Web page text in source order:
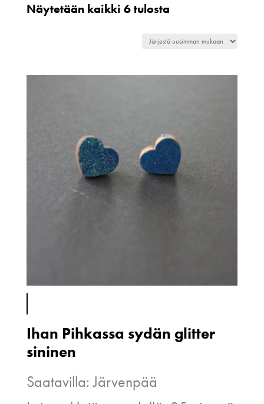
Näytetään kaikki 6 tulostaSorted
Ihan Pihkassa sydän glitter
sininen
Saatavilla: Järvenpää